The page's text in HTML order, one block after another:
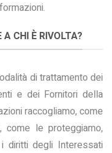
CHI È RIVOLTA?
di trattamento dei
e dei Fornitori della
raccogliamo, come
come le proteggiamo,
diritti degli Interessati